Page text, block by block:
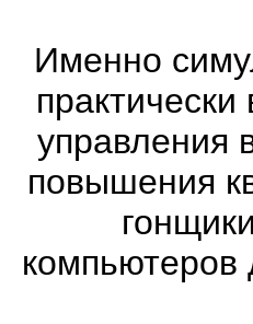
Именно
управления
повышения
компьютеров